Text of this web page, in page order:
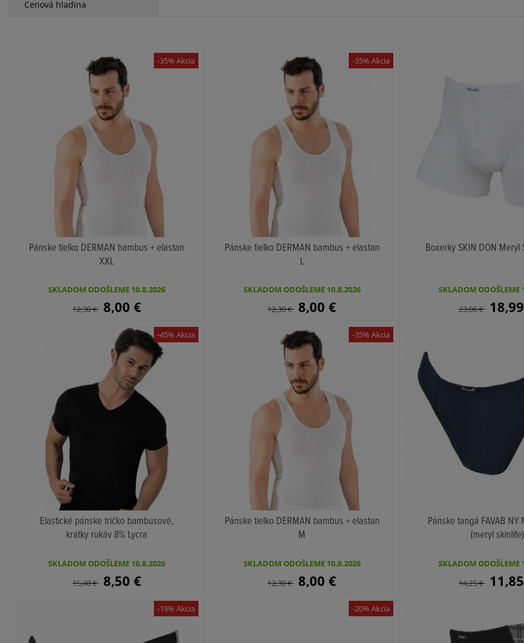
Cenová hladina
KÚPIŤ
Pánske tielko DERMAN bambus + elastan
XXL
SKLADOM ODOŠLEME 10.8.2026
12,30€ 8,00 €
-35% Akcia
Pánske tielko DERMAN bambus + elastan
L
SKLADOM ODOŠLEME 10.8.2026
12,30€ 8,00€
-35% Akcia
Boxerky SKIN DON Meryl
SKLADOM ODOŠLEME
23,06€
KÚPIŤ
Elastické pánske tričko bambusové,
krátky rukáv 8% Lycra
SKLADOM ODOŠLEME 10.8.2026
15,40€ 8,50 €
-45% Akcia
Pánske tielko DERMAN bambus + elastan
M
SKLADOM ODOŠLEME 10.8.2026
12,30€ 8,00€
-35% Akcia
KÚPIŤ
Pánske tangá FAVAB NY
(meryl skinlife)
SKLADOM ODOŠLEME
14,25€
-19% Akcia -20% Akcia